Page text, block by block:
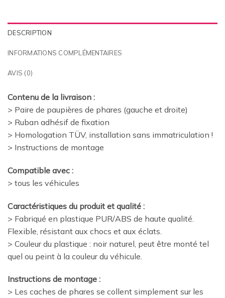
DESCRIPTION
INFORMATIONS COMPLÉMENTAIRES
AVIS (0)
Contenu de la livraison :
> Paire de paupières de phares (gauche et droite)
> Ruban adhésif de fixation
> Homologation TÜV, installation sans immatriculation !
> Instructions de montage
Compatible avec :
> tous les véhicules
Caractéristiques du produit et qualité :
> Fabriqué en plastique PUR/ABS de haute qualité.
Flexible, résistant aux chocs et aux éclats.
> Couleur du plastique : noir naturel, peut être monté tel
quel ou peint à la couleur du véhicule.
Instructions de montage :
> Les caches de phares se collent simplement sur les